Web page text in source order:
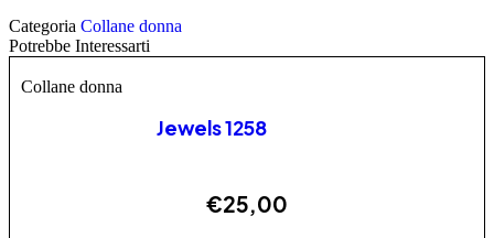
Categoria Collane donna
Potrebbe Interessarti
Collane donna
Jewels 1258
€25,00